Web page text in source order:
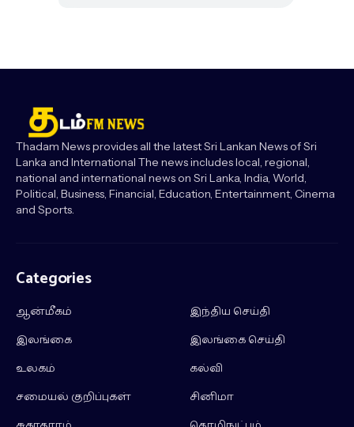
Thadam News provides all the latest Sri Lankan News of Sri
Lanka and International The news includes local, regional,
national and international news on Sri Lanka, India, World,
Political, Business, Financial, Education, Entertainment, Cinema
and Sports.
Categories
ஆன்மீகம்
இந்திய செய்தி
இலங்கை
இலங்கை செய்தி
உலகம்
கல்வி
சமையல் குறிப்புகள்
சினிமா